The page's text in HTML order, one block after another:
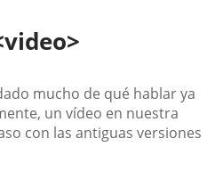
mucho de qué hablar ya
un vídeo en nuestra
con las antiguas versiones